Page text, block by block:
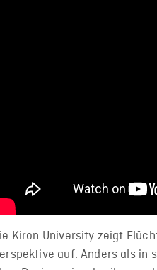
Kiron University zeigt
auf. Anders als in